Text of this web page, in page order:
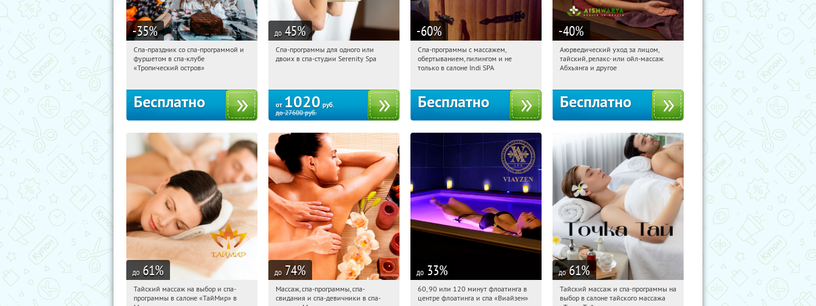
-35%
17:37:35 Получили:
Улица 1905 года
Спа-праздник со спа-программой и
фуршетом в спа-клубе
«Тропический остров»
Бесплатно
до 45%
17:37:35 Купили:
Спа-программы для одного или
двоих в спа-студии Serenity Spa
от 1020 руб.
до27600руб.
-60%
17:37:35 Получили:
Потапово
Спа-программы с массажем,
обертыванием, пилингом и не
только в салоне Indi SPA
Бесплатно
-40%
17:37:35 Получили:
Профсоюзная
Аюрведический уход за лицом,
тайский, релакс- или ойл-массаж
Абхьянга и другое
Бесплатно
до 61%
17:37:35 Купили:
Тайский массаж на выбор и спа-
программы в салоне «ТайМир» в
до 74%
17:37:35 Купили:
Массаж, спа-программы, спа-
свидания и спа-девичники в спа-
до 33%
17:37:35 Купили:
60, 90 или 120 минут флоатинга в
центре флоатинга и спа «Виайзен»
до 61%
17:37:35 Купили: 23
Тайский массаж и спа-программы на
выбор в салоне тайского массажа